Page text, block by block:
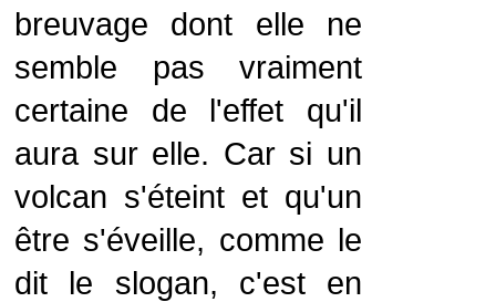
breuvage dont elle ne
semble pas vraiment
certaine de l'effet qu'il
aura sur elle. Car si un
volcan s'éteint et qu'un
être s'éveille, comme le
dit le slogan, c'est en